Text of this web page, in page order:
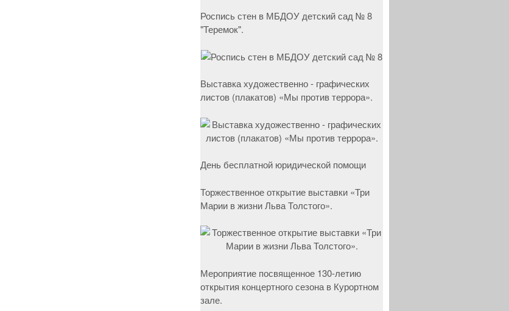
Роспись стен в МБДОУ детский сад № 8
"Теремок".
Выставка художественно - графических
листов (плакатов) «Мы против террора».
День бесплатной юридической помощи
Торжественное открытие выставки «Три
Марии в жизни Льва Толстого».
Мероприятие посвященное 130-летию
открытия концертного сезона в Курортном
зале.